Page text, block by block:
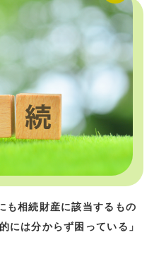
も相続財産に該当するもの
には分からず困っている」